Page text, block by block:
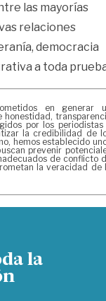
las mayorías
relaciones
democracia
a toda
en generar
honestidad,
por los periodistas
la credibilidad de
hemos establecido
prevenir
de conflicto
la veracidad de
la